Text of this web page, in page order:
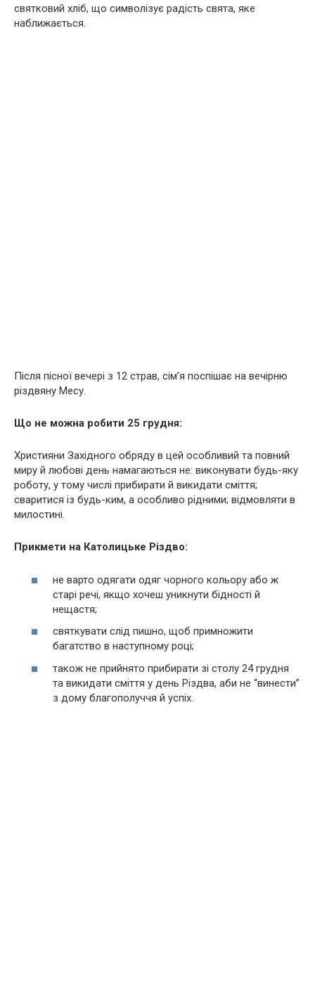
святковий хліб, що символізує радість свята, яке
наближається.
Після пісної вечері з 12 страв, сім’я поспішає на вечірню
різдвяну Месу.
Що не можна робити 25 грудня:
Християни Західного обряду в цей особливий та повний
миру й любові день намагаються не: виконувати будь-яку
роботу, у тому числі прибирати й викидати сміття;
сваритися із будь-ким, а особливо рідними; відмовляти в
милостині.
Прикмети на Католицьке Різдво:
не варто одягати одяг чорного кольору або ж
старі речі, якщо хочеш уникнути бідності й
нещастя;
святкувати слід пишно, щоб примножити
багатство в наступному році;
також не прийнято прибирати зі столу 24 грудня
та викидати сміття у день Різдва, аби не “винести”
з дому благополуччя й успіх.